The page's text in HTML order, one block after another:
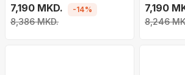
e zezë
7,190 MKD.
8,386 MKD.
-14%
e bardhë
7,190
8,246